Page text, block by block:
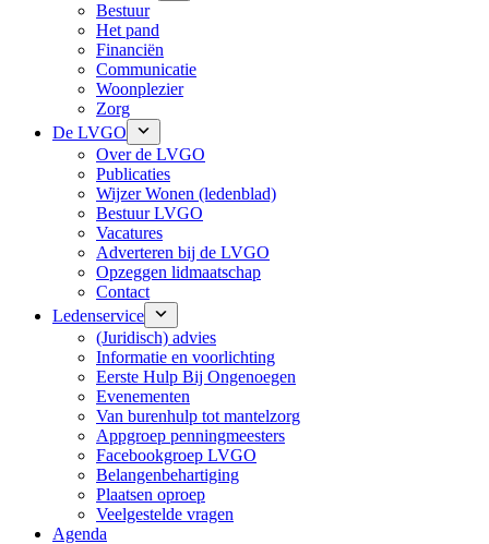
Bestuur
Het pand
Financiën
Communicatie
Woonplezier
Zorg
De LVGO
Over de LVGO
Publicaties
Wijzer Wonen (ledenblad)
Bestuur LVGO
Vacatures
Adverteren bij de LVGO
Opzeggen lidmaatschap
Contact
Ledenservice
(Juridisch) advies
Informatie en voorlichting
Eerste Hulp Bij Ongenoegen
Evenementen
Van burenhulp tot mantelzorg
Appgroep penningmeesters
Facebookgroep LVGO
Belangenbehartiging
Plaatsen oproep
Veelgestelde vragen
Agenda